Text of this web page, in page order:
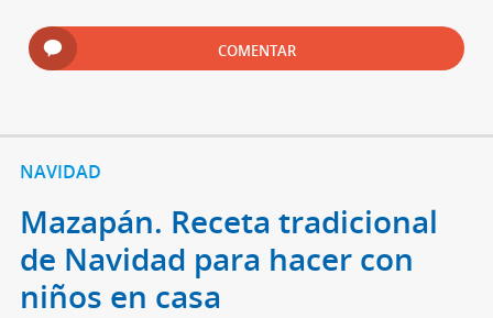
COMENTAR
NAVIDAD
Mazapán. Receta tradicional
de Navidad para hacer con
niños en casa